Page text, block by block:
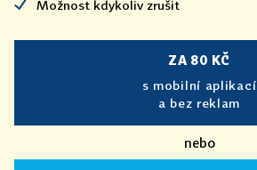
Možnost kdykoliv zrušit
ZA 80 KČ
s mobilní aplikací
a bez reklam
nebo